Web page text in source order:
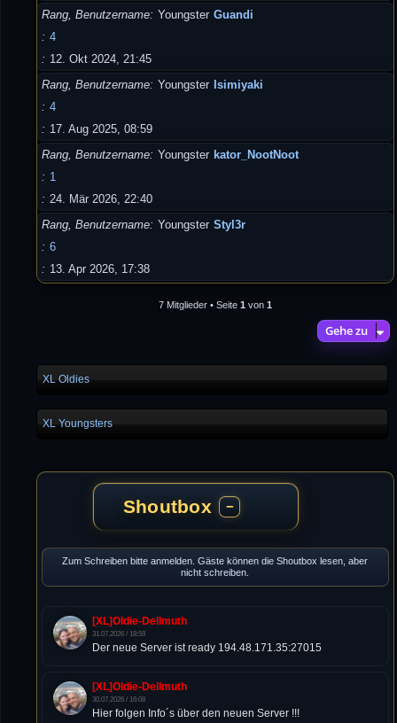
Rang, Benutzername Youngster Guandi
4
12. Okt 2024, 21:45
Rang, Benutzername Youngster Isimiyaki
4
17. Aug 2025, 08:59
Rang, Benutzername Youngster kator_NootNoot
1
24. Mär 2026, 22:40
Rang, Benutzername Youngster Styl3r
6
13. Apr 2026, 17:38
7 Mitglieder • Seite 1 von 1
Gehe zu
XL Oldies
XL Youngsters
Shoutbox −
Zum Schreiben bitte anmelden. Gäste können die Shoutbox lesen, aber
nicht schreiben.
[XL]Oldie-Dellmuth
31.07.2026 / 18:59
Der neue Server ist ready 194.48.171.35:27015
[XL]Oldie-Dellmuth
30.07.2026 / 16:08
Hier folgen Info´s über den neuen Server !!!